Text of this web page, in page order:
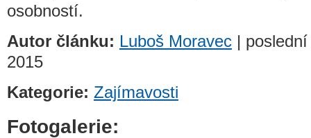
osobností.
Autor článku: Luboš Moravec |
2015
Kategorie: Zajímavosti
Fotogalerie: